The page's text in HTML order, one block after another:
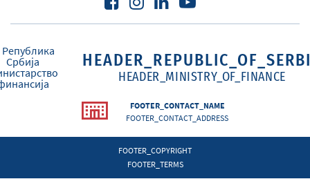
HEADER_MINISTRY_OF_FINANCE
FOOTER_CONTACT_NAME
FOOTER_CONTACT_ADDRESS
FOOTER_COPYRIGHT
FOOTER_TERMS